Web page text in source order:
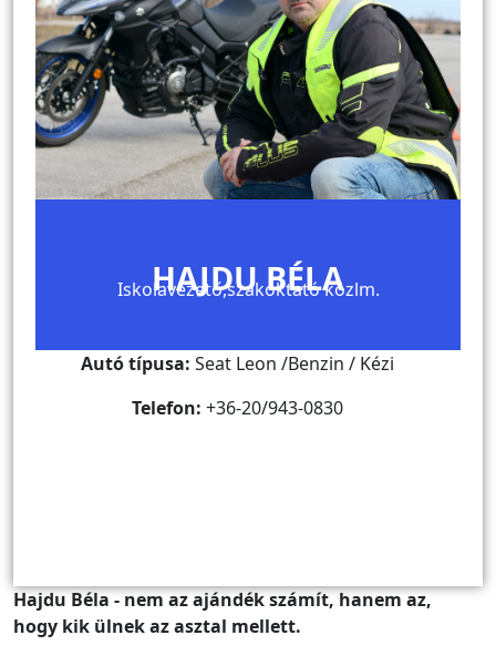
HAJDU BÉLA
Iskolavezető,szakoktató közlm.
Autó típusa: Seat Leon /Benzin / Kézi
Telefon: +36-20/943-0830
Hajdu Béla - nem az ajándék számít, hanem az,
hogy kik ülnek az asztal mellett.